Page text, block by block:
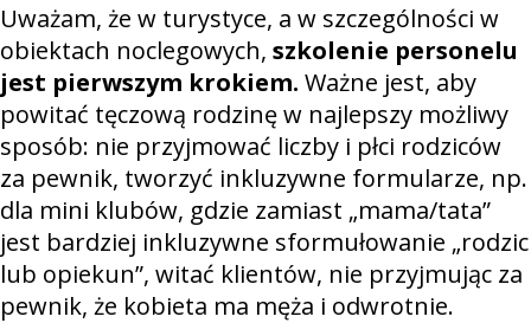
Uważam, że w turystyce, a w szczególności w
obiektach noclegowych, szkolenie personelu
jest pierwszym krokiem. Ważne jest, aby
powitać tęczową rodzinę w najlepszy możliwy
sposób: nie przyjmować liczby i płci rodziców
za pewnik, tworzyć inkluzywne formularze, np.
dla mini klubów, gdzie zamiast „mama/tata”
jest bardziej inkluzywne sformułowanie „rodzic
lub opiekun”, witać klientów, nie przyjmując za
pewnik, że kobieta ma męża i odwrotnie.